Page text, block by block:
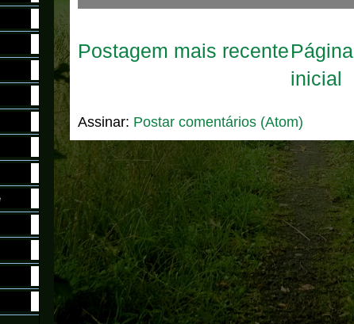
Postagem mais recentePágina
inicial
Assinar: Postar comentários (Atom)